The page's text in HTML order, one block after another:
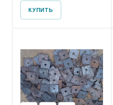
КУПИТЬ
46
Номер диаметра
резьбы
М46
Размер резьбы